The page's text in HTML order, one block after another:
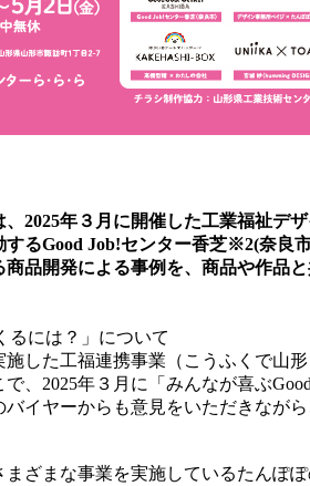
2025年３月に開催した工業福祉
るGood Job!センター香芝※2(奈良
品開発による事例を、商品や作品
るには？」について
した工福連携事業（こうふくで山
、2025年３月に「みんなが喜ぶ
イヤーからも意見をいただきなが
まざまな事業を実施しているたんぽ